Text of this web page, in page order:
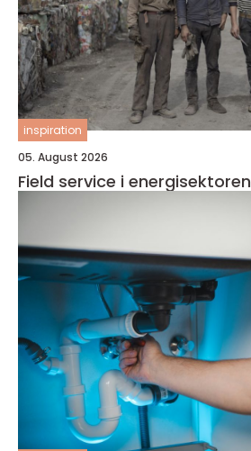
inspiration
05. August 2026
Field service i energisektoren